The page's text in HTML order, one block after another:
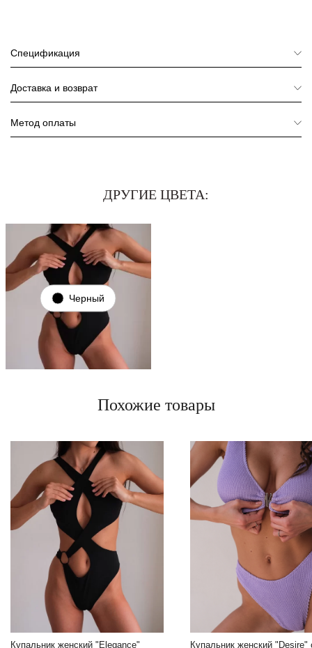
Спецификация
Доставка и возврат
Метод оплаты
ДРУГИЕ ЦВЕТА:
Черный
Похожие товары
Купальник женский "Elegance"
Купальник женский "Desire"